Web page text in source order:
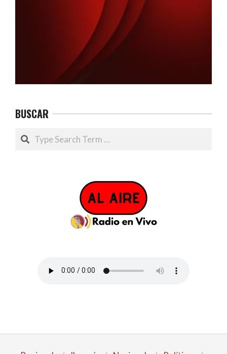
BUSCAR
Search